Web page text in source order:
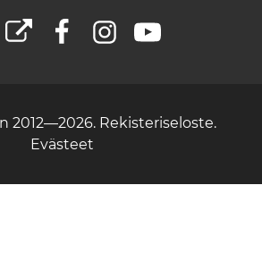
X FacebookInstagramYouTube
2012—2026. Rekisteriseloste.
Evästeet